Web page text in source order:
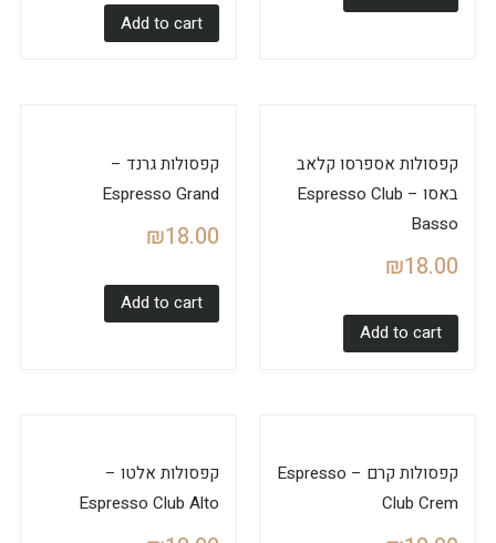
Add to cart
קפסולות אספרסו קלאב
באסו – Espresso Club
Basso
₪18.00
Add to cart
קפסולות גרנד –
Espresso Grand
₪18.00
Add to cart
קפסולות קרם – Espresso
Club Crem
קפסולות אלטו –
Espresso Club Alto